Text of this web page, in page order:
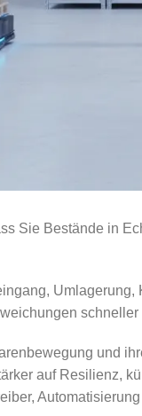
Sie Bestände in
und
auf Resilienz,